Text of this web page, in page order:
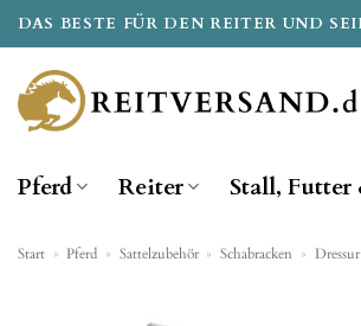
Zum
Inhalt
springen
DAS BESTE FÜR DEN REITER UND
Pferd Reiter Stall, Futter
Start » Pferd » Sattelzubehör » Schabracken » Dressur